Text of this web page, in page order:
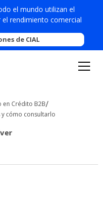
el mundo utilizan el
rendimiento comercial
de CIAL
en Crédito B2B/
cómo consultarlo